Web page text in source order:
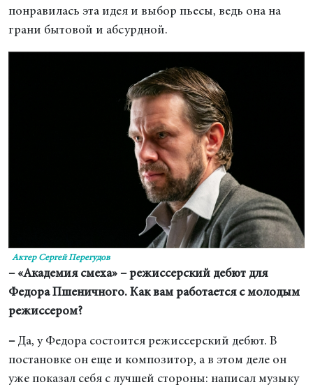
понравилась эта идея и выбор пьесы, ведь она на
грани бытовой и абсурдной.
Актер Сергей Перегудов
– «Академия смеха» – режиссерский дебют для
Федора Пшеничного. Как вам работается с молодым
режиссером?
–Да, у Федора состоится режиссерский дебют. В
постановке он еще и композитор, а в этом деле он
уже показал себя с лучшей стороны: написал музыку